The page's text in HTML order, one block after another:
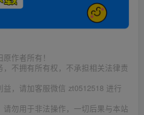
作者所有！
不拥有所有权，不承担相关法律责
，请加客服微信 zt0512518 进行
勿用于非法操作，一切后果与本站